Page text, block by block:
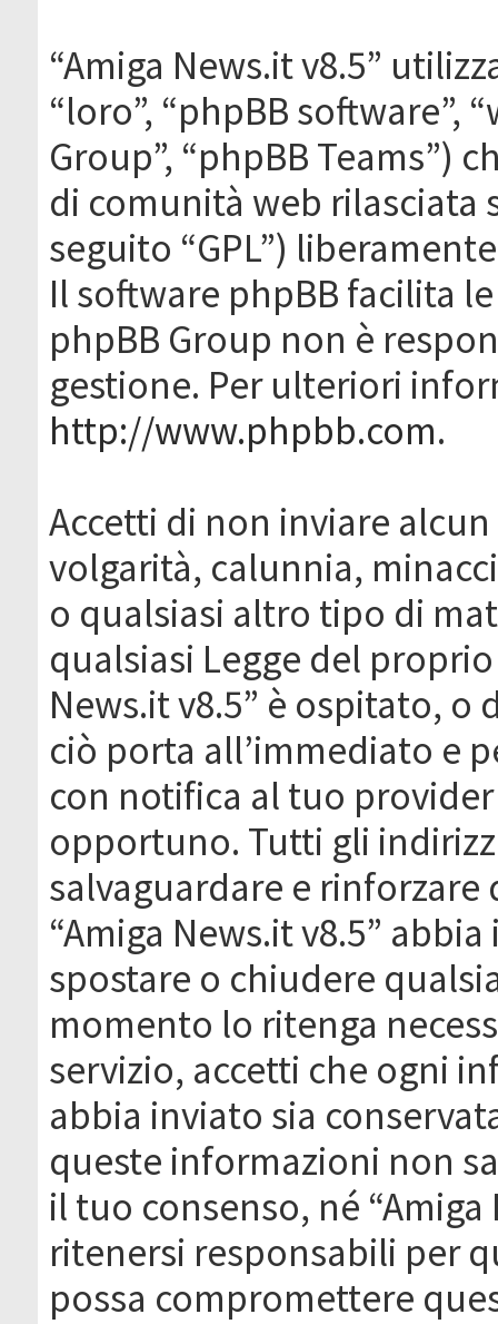
“Amiga News.it v8.5”
“loro”, “phpBB software”,
Group”, “phpBB Teams”)
di comunità web rilasciata
seguito “GPL”)
Il software phpBB facilita
phpBB Group non è
gestione. Per ulteriori
http://www.phpbb.com.
Accetti di non inviare
volgarità, calunnia,
o qualsiasi altro tipo di
qualsiasi Legge del
News.it v8.5” è ospitato, o
ciò porta all’immediato e
con notifica al tuo
opportuno. Tutti gli
salvaguardare e
“Amiga News.it v8.5”
spostare o chiudere
momento lo ritenga
servizio, accetti che ogni
abbia inviato sia
queste informazioni non
il tuo consenso, né
ritenersi responsabili per
possa compromettere